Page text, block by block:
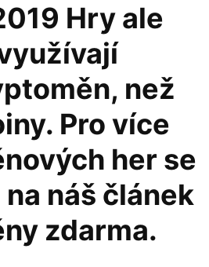
Hry ale
než
Pro více
her se
náš článek
zdarma.